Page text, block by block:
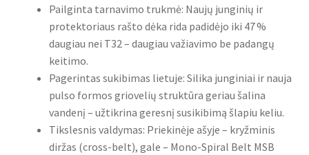
Pailginta tarnavimo trukmė: Naujų junginių ir
protektoriaus rašto dėka rida padidėjo iki 47 %
daugiau nei T32 – daugiau važiavimo be padangų
keitimo.
Pagerintas sukibimas lietuje: Silika junginiai ir nauja
pulso formos griovelių struktūra geriau šalina
vandenį – užtikrina geresnį susikibimą šlapiu keliu.
Tikslesnis valdymas: Priekinėje ašyje – kryžminis
diržas (cross-belt), gale – Mono-Spiral Belt MSB